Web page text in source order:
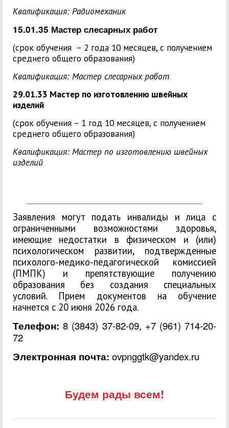
Квалификация: Радиомеханик
15.01.35 Мастер слесарных работ
(срок обучения – 2 года 10 месяцев, с получением
среднего общего образования)
Квалификация: Мастер слесарных работ
29.01.33 Мастер по изготовлению швейных
изделий
(срок обучения – 1 год 10 месяцев, с получением
среднего общего образования)
Квалификация: Мастер по изготовлению швейных
изделий
Заявления могут подать инвалиды и лица с
ограниченными возможностями здоровья,
имеющие недостатки в физическом и (или)
психологическом развитии, подтвержденные
психолого-медико-педагогической комиссией
(ПМПК) и препятствующие получению
образования без создания специальных
условий. Прием документов на обучение
начнется с 20 июня 2026 года.
Телефон: 8 (3843) 37-82-09, +7 (961) 714-20-
72
Электронная почта: ovpnggtk@yandex.ru
Будем рады всем!